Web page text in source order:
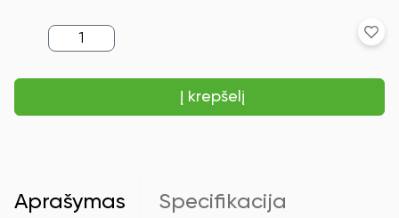
produkto
kiekis:
pieštukas
Castell
spalvos
korpusas
Į krepšelį
Aprašymas Specifikacija